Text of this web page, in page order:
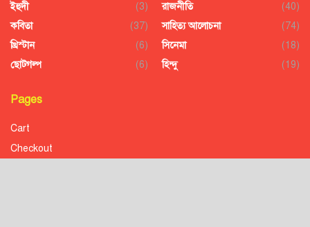
ইহুদী
(3)
কবিতা
(37)
খ্রিস্টান
(6)
ছোটগল্প
(6)
রাজনীতি
(40)
সাহিত্য আলোচনা
(74)
সিনেমা
(18)
হিন্দু
(19)
Pages
Cart
Checkout